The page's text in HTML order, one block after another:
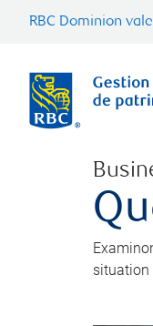
RBC Dominion
situation